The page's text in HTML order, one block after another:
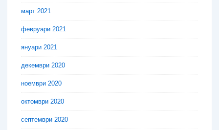
март 2021
февруари 2021
януари 2021
декември 2020
ноември 2020
октомври 2020
септември 2020